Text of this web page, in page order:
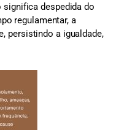
despedida do
regulamentar, a
persistindo a igualdade,